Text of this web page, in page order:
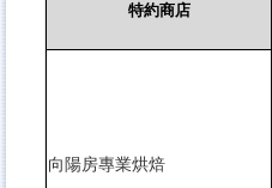
特約商店
向陽房專業烘焙